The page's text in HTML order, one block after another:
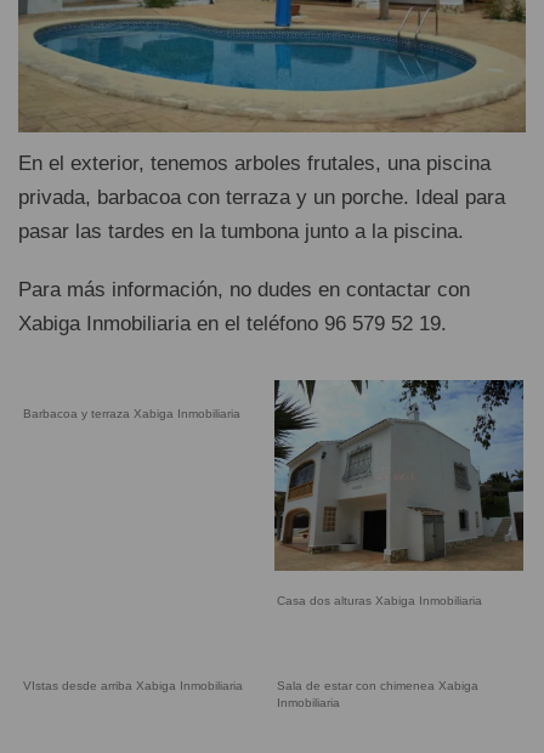
En el exterior, tenemos arboles frutales, una piscina
privada, barbacoa con terraza y un porche. Ideal para
pasar las tardes en la tumbona junto a la piscina.
Para más información, no dudes en contactar con
Xabiga Inmobiliaria en el teléfono 96 579 52 19.
Barbacoa y terraza Xabiga Inmobiliaria
Casa dos alturas Xabiga Inmobiliaria
VIstas desde arriba Xabiga Inmobiliaria
Sala de estar con chimenea Xabiga
Inmobiliaria